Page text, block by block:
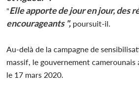
"Elle apporte de jour en jour, des
encourageants ", poursuit-il.
Au-delà de la campagne de
massif, le gouvernement camerounais
le 17 mars 2020.